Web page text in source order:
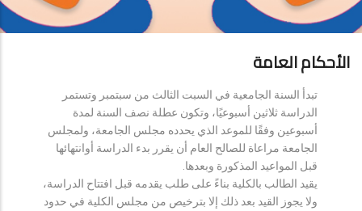
الأحكام العامة
تبدأ السنة الجامعية في السبت الثالث من سبتمبر وتستمر
الدراسة ثلاثين أسبوعيًا، وتكون عطلة نصف السنة لمدة
أسبوعين وفقًا للموعد الذي يحدده مجلس الجامعة، ولمجلس
الجامعة مراعاة للصالح العام أن يقرر بدء الدراسة أوانتهائها
قبل المواعيد المذكورة وبعدها.
يقيد الطالب بالكلية بناءً على طلب يقدمه قبل افتتاح الدراسة،
ولا يجوز القيد بعد ذلك إلا بترخيص من مجلس الكلية في حدود